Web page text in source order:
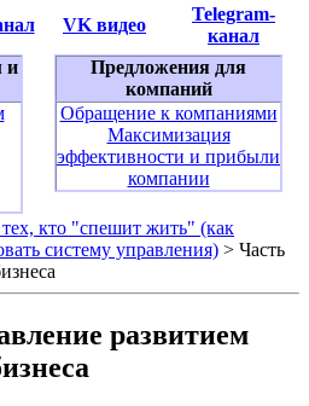
VK видео
Telegram-
канал
и
Предложения для
компаний
Обращение к компаниями
Максимизация
эффективности и прибыли
компании
кто "спешит жить" (как
систему управления) > Часть
развитием